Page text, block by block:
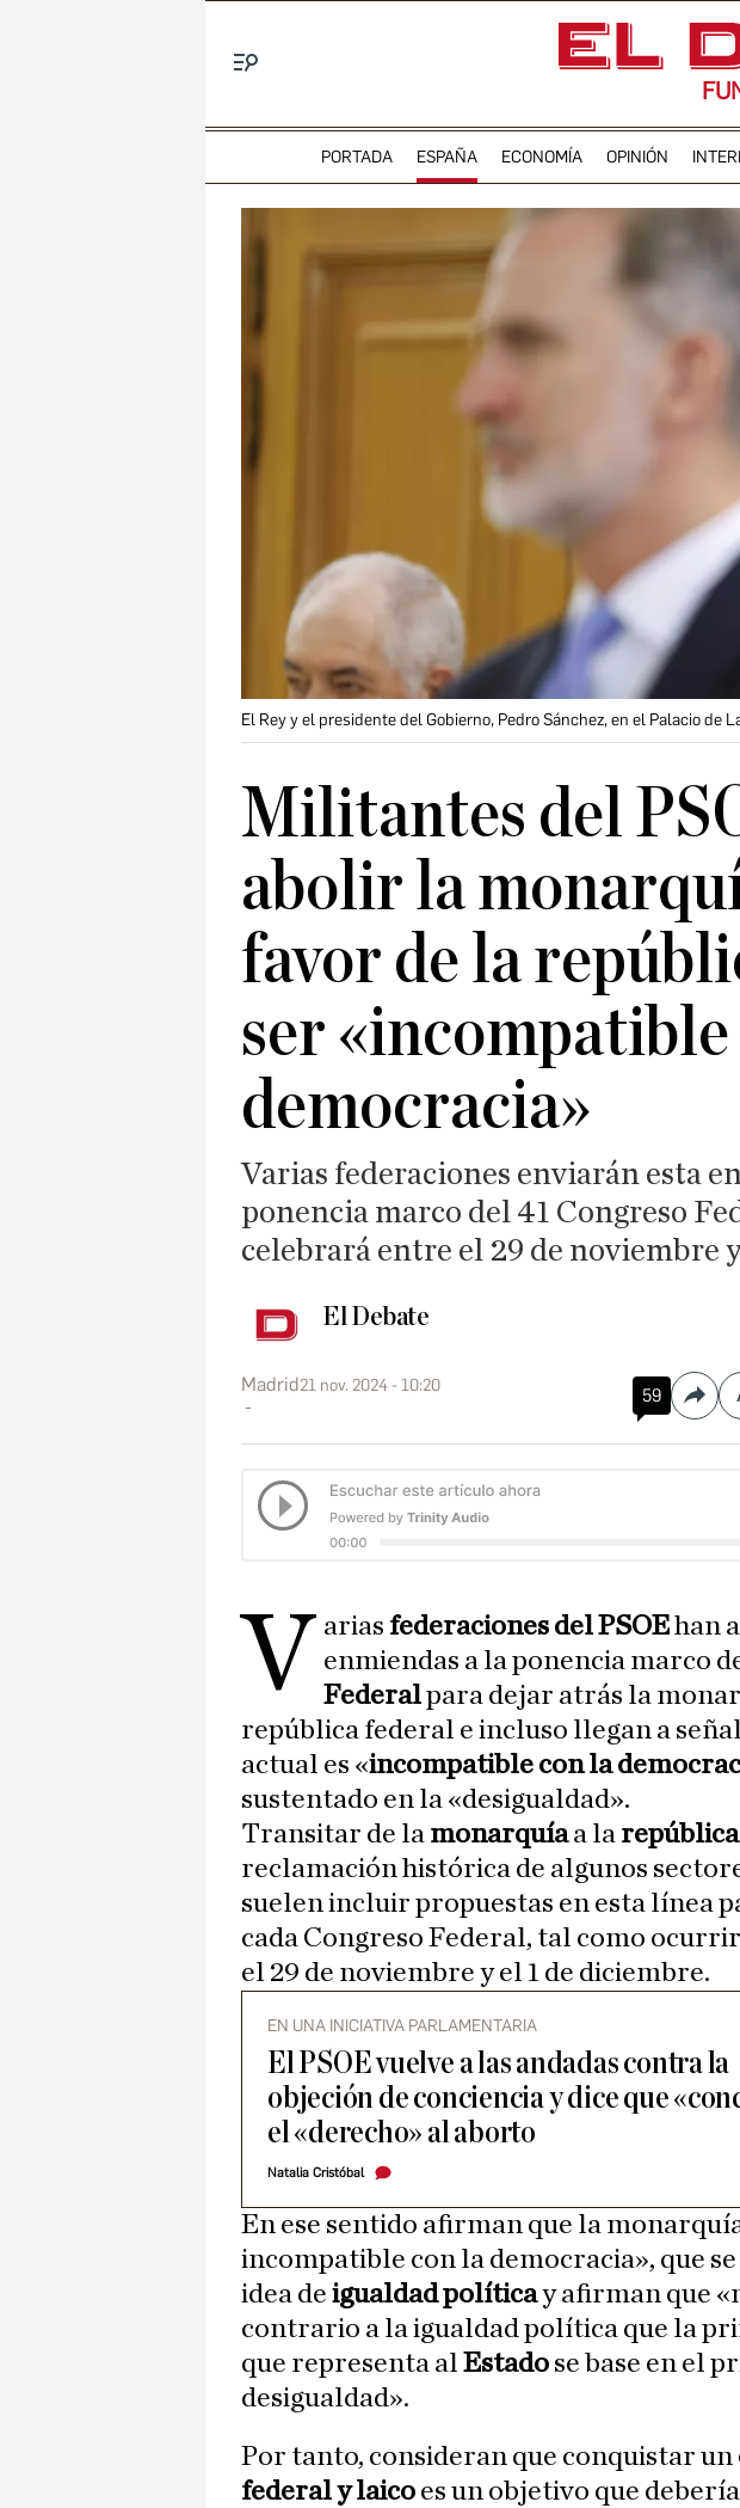
PORTADA ESPAÑA ECONOMÍA OPINIÓN
El Rey y el presidente del Gobierno, Pedro Sánchez, en el Palacio de
Militantes del
abolir la
favor de la
ser «incompatible
democracia»
Varias federaciones enviarán esta
ponencia marco del 41 Congreso
celebrará entre el 29 de noviembre
El Debate
Madrid21 nov. 2024 - 10:20 59
V arias federaciones del PSOEhan
enmiendas a la ponencia marco
Federalpara dejar atrás la
república federal e incluso llegan a
actual es «incompatible con la
sustentado en la «desigualdad».
Transitar de la monarquíaa la república
reclamación histórica de algunos
suelen incluir propuestas en esta línea
cada Congreso Federal, tal como
el 29 de noviembre y el 1 de diciembre.
EN UNA INICIATIVA PARLAMENTARIA
El PSOE vuelve a las andadas contra la
objeción de conciencia y dice que
el «derecho» al aborto
Natalia Cristóbal
En ese sentido afirman que la
incompatible con la democracia», que
idea de igualdad políticay afirman que
contrario a la igualdad política que la
que representa al Estado se base en el
desigualdad».
Por tanto, consideran que conquistar un
federal y laico es un objetivo que